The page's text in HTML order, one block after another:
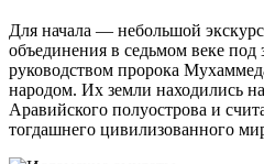
Для начала ― небольшой
объединения в седьмом веке под
руководством пророка
народом. Их земли находились
Аравийского полуострова и
тогдашнего цивилизованного